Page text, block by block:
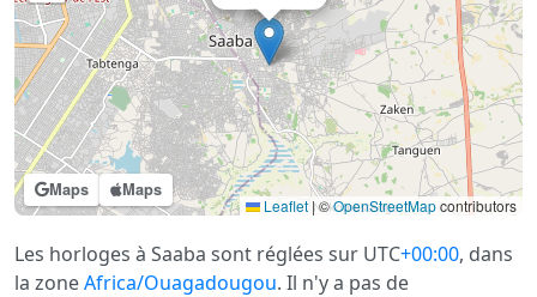
Maps Maps
Leaflet |©OpenStreetMapcontributors
Les horloges à Saaba sont réglées sur UTC+00:00, dans
la zoneAfrica/Ouagadougou. Il n'y a pas de